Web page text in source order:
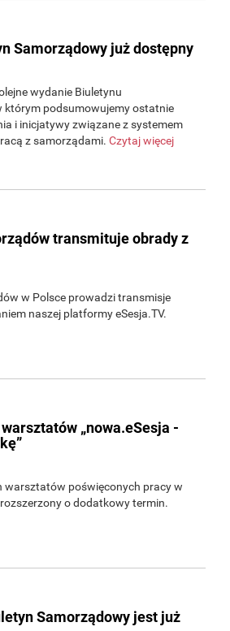
Samorządowy już dostępny
wydanie Biuletynu
którym podsumowujemy ostatnie
i inicjatywy związane z systemem
z samorządami. Czytaj więcej
transmituje obrady z
w Polsce prowadzi transmisje
naszej platformy eSesja.TV.
„nowa.eSesja -
warsztatów poświęconych pracy w
rozszerzony o dodatkowy termin.
Samorządowy jest już